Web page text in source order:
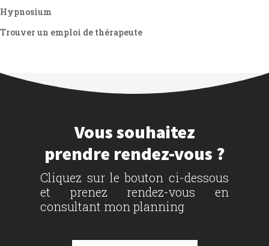
Hypnosium
Trouver un emploi de thérapeute
Vous souhaitez
prendre rendez-vous ?
Cliquez sur le bouton ci-dessous
et prenez rendez-vous en
consultant mon planning